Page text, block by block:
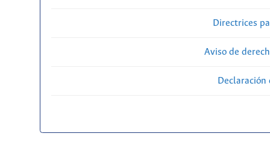
Directrices
Aviso de